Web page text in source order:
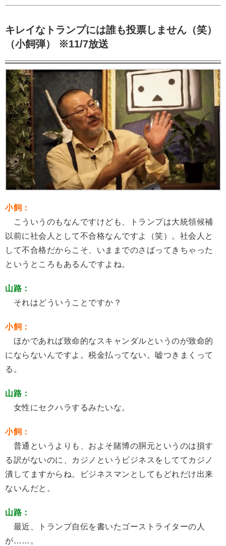
キレイなトランプには誰も投票しません（笑）
（小飼弾） ※11/7放送
小飼：
こういうのもなんですけども、トランプは大統領候補
以前に社会人として不合格なんですよ（笑）。社会人と
して不合格だからこそ、いままでのさばってきちゃった
というところもあるんですよね。
山路：
それはどういうことですか？
小飼：
ほかであれば致命的なスキャンダルというのが致命的
にならないんですよ。税金払ってない。嘘つきまくって
る。
山路：
女性にセクハラするみたいな。
小飼：
普通というよりも、およそ賭博の胴元というのは損す
る訳がないのに、カジノというビジネスをしててカジノ
潰してますからね。ビジネスマンとしてもどれだけ出来
ないんだと。
山路：
最近、トランプ自伝を書いたゴーストライターの人
が……。